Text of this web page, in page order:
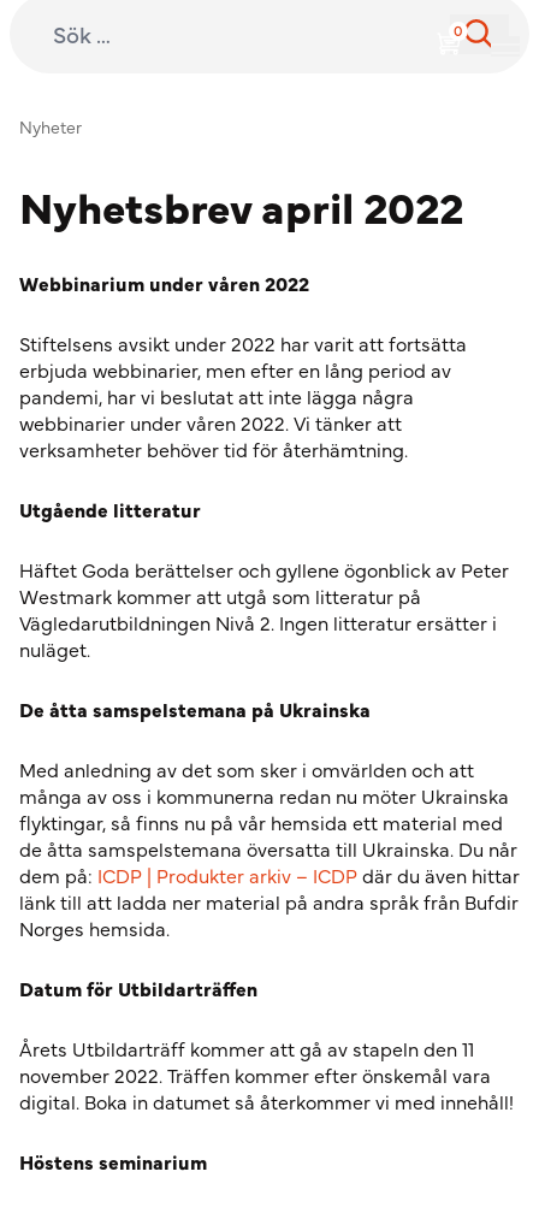
International Child Development Programme
Nyheter
Nyhetsbrev april 2022
Webbinarium under våren 2022
Stiftelsens avsikt under 2022 har varit att fortsätta
erbjuda webbinarier, men efter en lång period av
pandemi, har vi beslutat att inte lägga några
webbinarier under våren 2022. Vi tänker att
verksamheter behöver tid för återhämtning.
Utgående litteratur
Häftet Goda berättelser och gyllene ögonblick av Peter
Westmark kommer att utgå som litteratur på
Vägledarutbildningen Nivå 2. Ingen litteratur ersätter i
nuläget.
De åtta samspelstemana på Ukrainska
Med anledning av det som sker i omvärlden och att
många av oss i kommunerna redan nu möter Ukrainska
flyktingar, så finns nu på vår hemsida ett material med
de åtta samspelstemana översatta till Ukrainska. Du når
dem på: ICDP | Produkter arkiv – ICDPdär du även hittar
länk till att ladda ner material på andra språk från Bufdir
Norges hemsida.
Datum för Utbildarträffen
Årets Utbildarträff kommer att gå av stapeln den 11
november 2022. Träffen kommer efter önskemål vara
digital. Boka in datumet så återkommer vi med innehåll!
Höstens seminarium